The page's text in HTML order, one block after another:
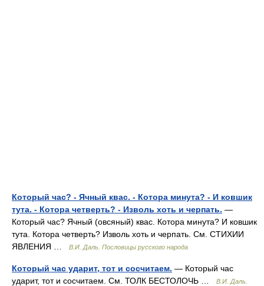
Который час? - Ячный квас. - Котора минута? - И ковшик
тута. - Котора четверть? - Изволь хоть и черпать. —
Который час? Ячный (овсяный) квас. Котора минута? И ковшик
тута. Котора четверть? Изволь хоть и черпать. См. СТИХИИ
ЯВЛЕНИЯ …
В.И. Даль. Пословицы русского народа
Который час ударит, тот и сосчитаем. — Который час
ударит, тот и сосчитаем. См. ТОЛК БЕСТОЛОЧЬ …
В.И. Даль.